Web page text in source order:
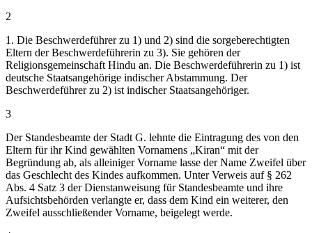
2
1. Die Beschwerdeführer zu 1) und 2) sind die sorgeberechtigten
Eltern der Beschwerdeführerin zu 3). Sie gehören der
Religionsgemeinschaft Hindu an. Die Beschwerdeführerin zu 1) ist
deutsche Staatsangehörige indischer Abstammung. Der
Beschwerdeführer zu 2) ist indischer Staatsangehöriger.
3
Der Standesbeamte der Stadt G. lehnte die Eintragung des von den
Eltern für ihr Kind gewählten Vornamens „Kiran“ mit der
Begründung ab, als alleiniger Vorname lasse der Name Zweifel über
das Geschlecht des Kindes aufkommen. Unter Verweis auf § 262
Abs. 4 Satz 3 der Dienstanweisung für Standesbeamte und ihre
Aufsichtsbehörden verlangte er, dass dem Kind ein weiterer, den
Zweifel ausschließender Vorname, beigelegt werde.